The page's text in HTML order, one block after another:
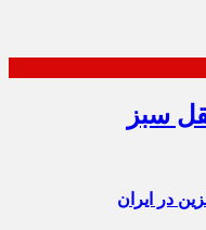
سبز
در ایران